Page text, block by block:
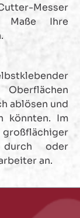
Messer
Maße Ihre
ablösen und
könnten. Im
durch oder
an.